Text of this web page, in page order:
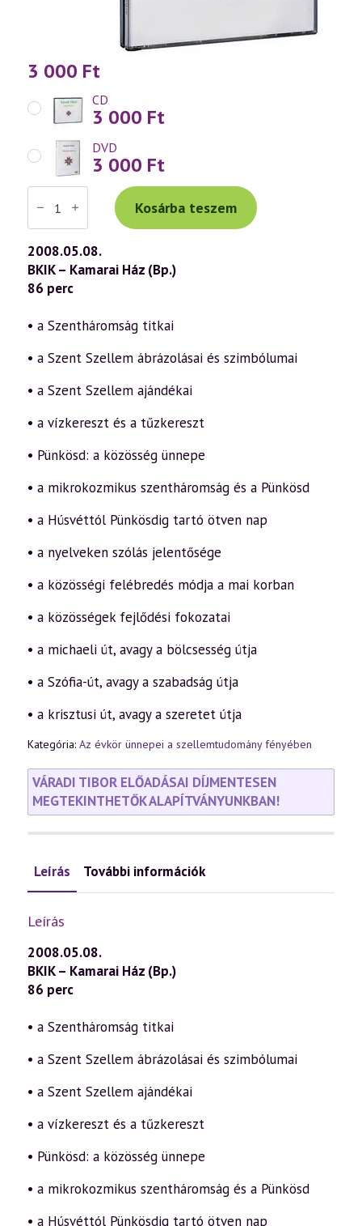
3 000 Ft
CD
3 000 Ft
DVD
3 000 Ft
Váradi
Tibor
előadás
(489)
—
Pünkösd
misztériuma
(2008.05.08.)
mennyiség
Kosárba teszem
2008.05.08.
BKIK – Kamarai Ház (Bp.)
86 perc
• a Szentháromság titkai
• a Szent Szellem ábrázolásai és szimbólumai
• a Szent Szellem ajándékai
• a vízkereszt és a tűzkereszt
• Pünkösd: a közösség ünnepe
• a mikrokozmikus szentháromság és a Pünkösd
• a Húsvéttól Pünkösdig tartó ötven nap
• a nyelveken szólás jelentősége
• a közösségi felébredés módja a mai korban
• a közösségek fejlődési fokozatai
• a michaeli út, avagy a bölcsesség útja
• a Szófia-út, avagy a szabadság útja
• a krisztusi út, avagy a szeretet útja
Kategória: Az évkör ünnepei a szellemtudomány fényében
VÁRADI TIBOR ELŐADÁSAI DÍJMENTESEN
MEGTEKINTHETŐK ALAPÍTVÁNYUNKBAN!
Leírás További információk
Leírás
2008.05.08.
BKIK – Kamarai Ház (Bp.)
86 perc
• a Szentháromság titkai
• a Szent Szellem ábrázolásai és szimbólumai
• a Szent Szellem ajándékai
• a vízkereszt és a tűzkereszt
• Pünkösd: a közösség ünnepe
• a mikrokozmikus szentháromság és a Pünkösd
• a Húsvéttól Pünkösdig tartó ötven nap